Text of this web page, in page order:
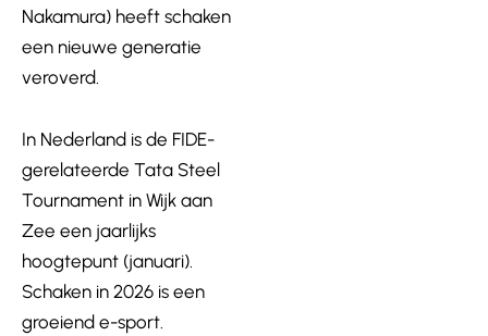
Nakamura) heeft schaken
een nieuwe generatie
veroverd.
In Nederland is de FIDE-
gerelateerde Tata Steel
Tournament in Wijk aan
Zee een jaarlijks
hoogtepunt (januari).
Schaken in 2026 is een
groeiend e-sport.